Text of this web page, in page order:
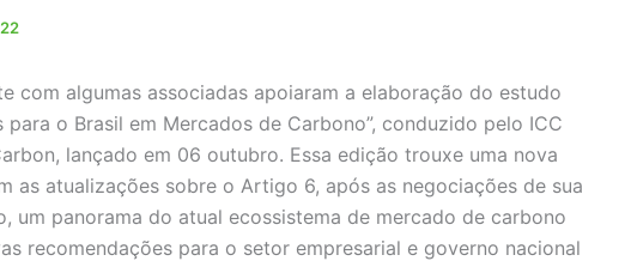
com algumas associadas apoiaram a elaboração do estudo
para o Brasil em Mercados de Carbono”, conduzido pelo ICC
lançado em 06 outubro. Essa edição trouxe uma nova
as atualizações sobre o Artigo 6, após as negociações de sua
um panorama do atual ecossistema de mercado de carbono
recomendações para o setor empresarial e governo nacional